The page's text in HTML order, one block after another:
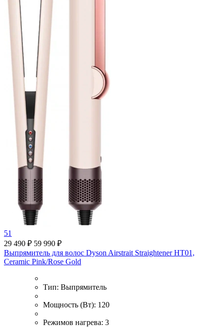
51
29 490 ₽ 59 990 ₽
Выпрямитель для волос Dyson Airstrait Straightener HT01,
Ceramic Pink/Rose Gold
Тип: Выпрямитель
Мощность (Вт): 120
Режимов нагрева: 3